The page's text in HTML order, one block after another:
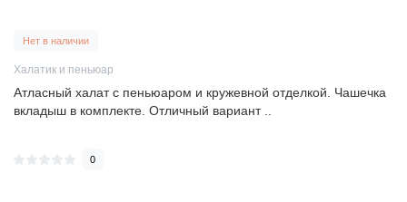
Нет в наличии
Халатик и пеньюар
Атласный халат с пеньюаром и кружевной отделкой. Чашечка
вкладыш в комплекте. Отличный вариант ..
0